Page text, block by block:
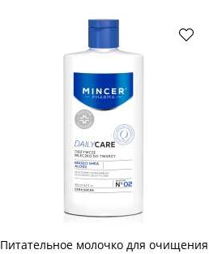
Питательное молочко для очищения